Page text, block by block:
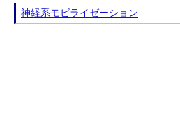
神経系モビライゼーション